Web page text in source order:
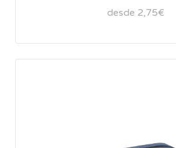
desde 2,75€